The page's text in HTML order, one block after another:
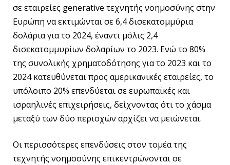
σε εταιρείες generative τεχνητής νοημοσύνης στην
Ευρώπη να εκτιμώνται σε 6,4 δισεκατομμύρια
δολάρια για το 2024, έναντι μόλις 2,4
δισεκατομμυρίων δολαρίων το 2023. Ενώ το 80%
της συνολικής χρηματοδότησης για το 2023 και το
2024 κατευθύνεται προς αμερικανικές εταιρείες, το
υπόλοιπο 20% επενδύεται σε ευρωπαϊκές και
ισραηλινές επιχειρήσεις, δείχνοντας ότι το χάσμα
μεταξύ των δύο περιοχών αρχίζει να μειώνεται.
Οι περισσότερες επενδύσεις στον τομέα της
τεχνητής νοημοσύνης επικεντρώνονται σε